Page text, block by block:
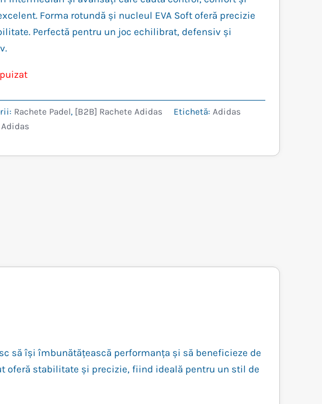
a
fost:
este:
499,99 lei.
Forma rotundă și nucleul EVA Soft oferă precizie
Perfectă pentru un joc echilibrat, defensiv și
Rachete Padel, [B2B] Rachete Adidas Etichetă: Adidas
Adidas
să își îmbunătățească performanța și să beneficieze de
oferă stabilitate și precizie, fiind ideală pentru un stil de